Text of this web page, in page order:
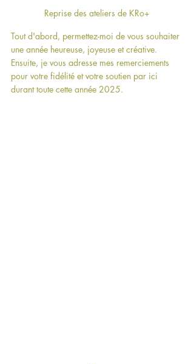
Reprise des ateliers de KRo+
Tout d'abord, permettez-moi de vous souhaiter
une année heureuse, joyeuse et créative.
Ensuite, je vous adresse mes remerciements
pour votre fidélité et votre soutien par ici
durant toute cette année 2025.